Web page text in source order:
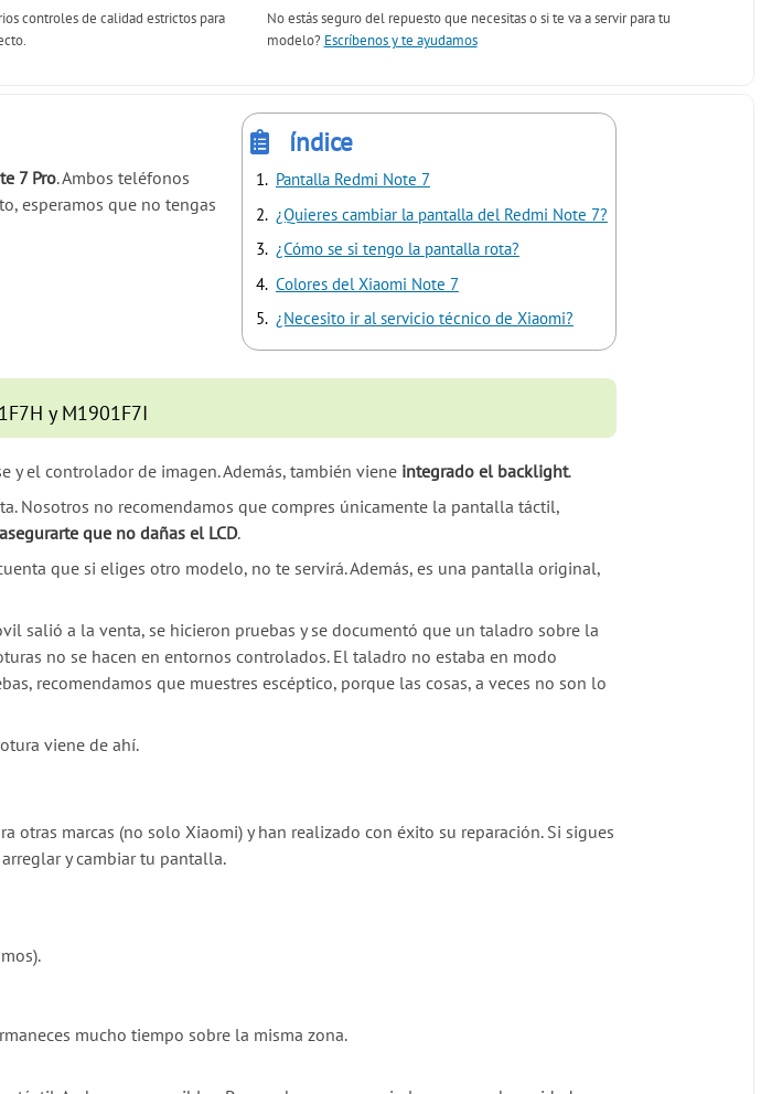
controles de calidad estrictos para
No estás seguro del repuesto que necesitas o si te va a servir para tu
modelo? Escríbenos y te ayudamos
índice
Pantalla Redmi Note 7
¿Quieres cambiar la pantalla del Redmi Note 7?
¿Cómo se si tengo la pantalla rota?
Colores del Xiaomi Note 7
¿Necesito ir al servicio técnico de Xiaomi?
7 Pro. Ambos teléfonos
esperamos que no tengas
y M1901F7I
y el controlador de imagen. Además, también viene integrado el backlight.
Nosotros no recomendamos que compres únicamente la pantalla táctil,
asegurarte que no dañas el LCD.
que si eliges otro modelo, no te servirá. Además, es una pantalla original,
salió a la venta, se hicieron pruebas y se documentó que un taladro sobre la
no se hacen en entornos controlados. El taladro no estaba en modo
recomendamos que muestres escéptico, porque las cosas, a veces no son lo
viene de ahí.
marcas (no solo Xiaomi) y han realizado con éxito su reparación. Si sigues
y cambiar tu pantalla.
mucho tiempo sobre la misma zona.